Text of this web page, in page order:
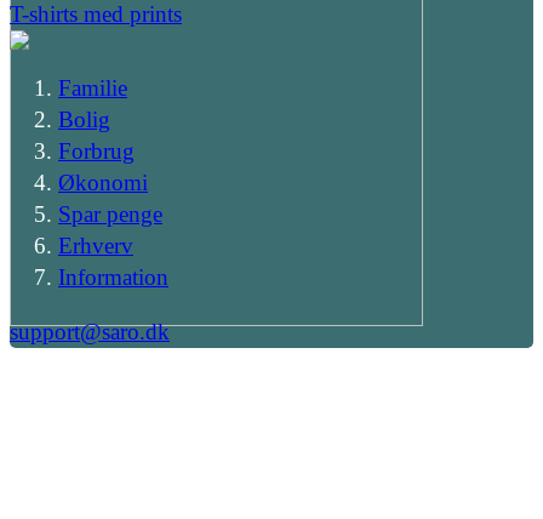
T-shirts med prints
Familie
Bolig
Forbrug
Økonomi
Spar penge
Erhverv
Information
support@saro.dk